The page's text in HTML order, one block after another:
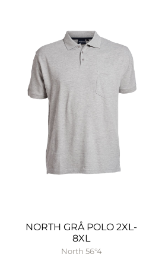
NORTH GRÅ POLO 2XL-
8XL
North 56°4